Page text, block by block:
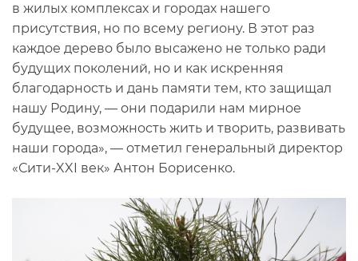
в жилых комплексах и городах нашего
присутствия, но по всему региону. В этот раз
каждое дерево было высажено не только ради
будущих поколений, но и как искренняя
благодарность и дань памяти тем, кто защищал
нашу Родину, — они подарили нам мирное
будущее, возможность жить и творить, развивать
наши города», — отметил генеральный директор
«Сити-XXI век» Антон Борисенко.